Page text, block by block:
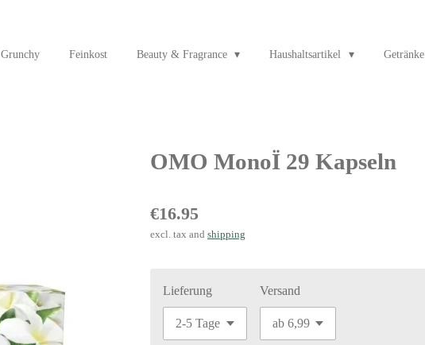
Grunchy Feinkost Beauty & Fragrance Haushaltsartikel Getränke
OMO MonoÏ 29 Kapseln
€16.95
excl. tax and shipping
Lieferung Versand